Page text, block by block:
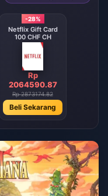
-28%
Netflix Gift Card
100 CHF CH
Rp
2064590.87
Rp 2873174.82
Beli Sekarang